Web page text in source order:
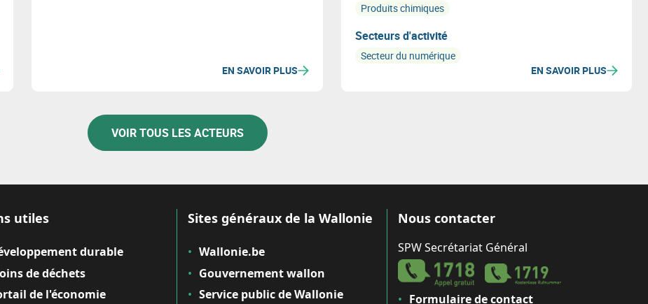
EN SAVOIR PLUS
Produits chimiques
Secteurs d'activité
Secteur du numérique
EN SAVOIR PLUS
VOIR TOUS LES ACTEURS
utiles
durable
de déchets
de l'économie
Sites généraux de la Wallonie
Wallonie.be
Gouvernement wallon
Service public de Wallonie
Nous contacter
SPW Secrétariat Général
Formulaire de contact